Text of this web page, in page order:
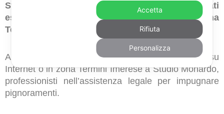
Stai cercando uno studio legale di avvocati
esperti in opposizione a pignoramenti in zona
Termini Imerese?
Allora, ti consigliamo di richiedere una consulenza su
Internet o in zona Termini Imerese a Studio Monardo,
professionisti nell’assistenza legale per impugnare
pignoramenti.
Accetta
Rifiuta
Personalizza